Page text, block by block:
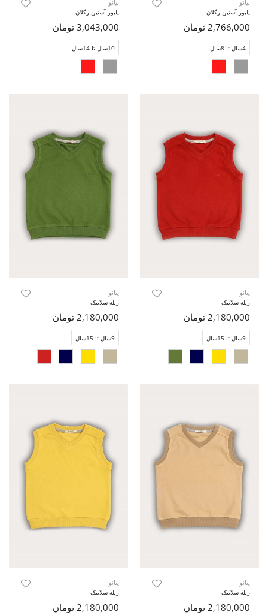
پیانو
پلیور آستین رگلان
2,766,000 تومان
4سال تا 8سال
پیانو
پلیور آستین رگلان
3,043,000 تومان
10سال تا 14سال
پیانو
ژیله سلانیک
2,180,000 تومان
9سال تا 15سال
پیانو
ژیله سلانیک
2,180,000 تومان
9سال تا 15سال
پیانو
ژیله سلانیک
2,180,000 تومان
پیانو
ژیله سلانیک
2,180,000 تومان